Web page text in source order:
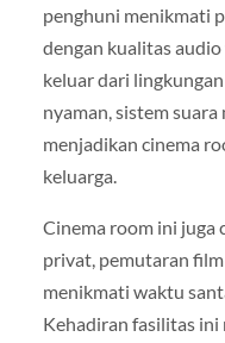
penghuni menikmati
dengan kualitas
keluar dari
nyaman, sistem
menjadikan cinema
keluarga.
Cinema room ini juga
privat, pemutaran
menikmati waktu
Kehadiran fasilitas